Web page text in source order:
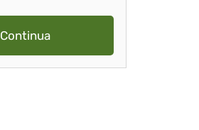
Continua